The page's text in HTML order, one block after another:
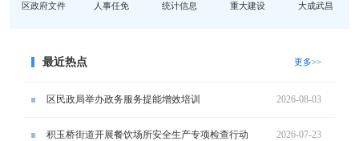
区政府文件 人事任免 统计信息 重大建设 大成武昌
最近热点 更多>>
区民政局举办政务服务提能增效培训 2026-08-03
积玉桥街道开展餐饮场所安全生产专项检查行动 2026-07-23